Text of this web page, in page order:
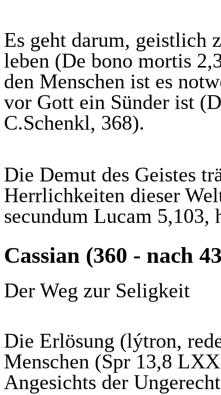
Es geht darum, geistlich
leben (De bono mortis
den Menschen ist es
vor Gott ein Sünder ist
C.Schenkl, 368).
Die Demut des Geistes
Herrlichkeiten dieser
secundum Lucam 5,103,
Cassian (360 - nach
Der Weg zur Seligkeit
Die Erlösung (lýtron,
Menschen (Spr 13,8
Angesichts der